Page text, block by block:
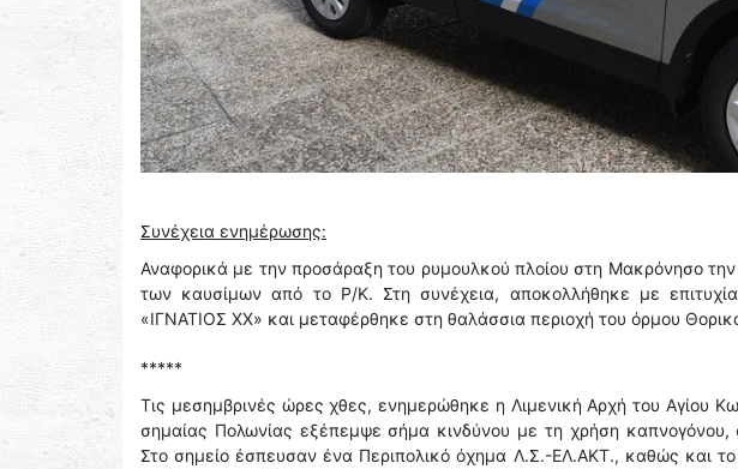
Συνέχεια ενημέρωσης:
Αναφορικά με την προσάραξη του ρυμουλκού πλοίου στη Μακρόνησο
των καυσίμων από το Ρ/Κ. Στη συνέχεια, αποκολλήθηκε με
«ΙΓΝΑΤΙΟΣ ΧΧ» και μεταφέρθηκε στη θαλάσσια περιοχή του όρμου
*****
Τις μεσημβρινές ώρες χθες, ενημερώθηκε η Λιμενική Αρχή του Αγίου
σημαίας Πολωνίας εξέπεμψε σήμα κινδύνου με τη χρήση
Στο σημείο έσπευσαν ένα Περιπολικό όχημα Λ.Σ.-ΕΛ.ΑΚΤ., καθώς και